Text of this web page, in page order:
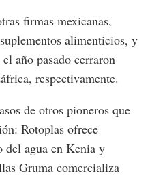
firmas mexicanas,
alimenticios, y
año pasado cerraron
respectivamente.
de otros pioneros que
Rotoplas ofrece
del agua en Kenia y
Gruma comercializa